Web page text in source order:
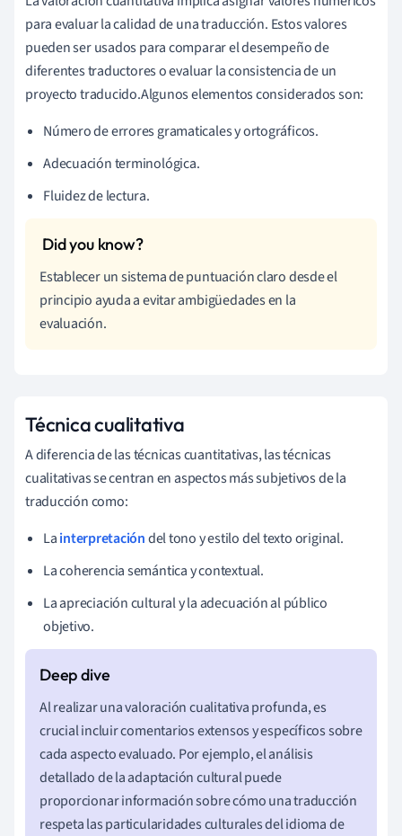
para evaluar la calidad de una traducción. Estos valores
pueden ser usados para comparar el desempeño de
diferentes traductores o evaluar la consistencia de un
proyecto traducido.Algunos elementos considerados son:
Número de errores gramaticales y ortográficos.
Adecuación terminológica.
Fluidez de lectura.
Establecer un sistema de puntuación claro desde el
principio ayuda a evitar ambigüedades en la
evaluación.
Técnica cualitativa
A diferencia de las técnicas cuantitativas, las técnicas
cualitativas se centran en aspectos más subjetivos de la
traducción como:
Lainterpretacióndel tono y estilo del texto original.
La coherencia semántica y contextual.
La apreciación cultural y la adecuación al público
objetivo.
Al realizar una valoración cualitativa profunda, es
crucial incluir comentarios extensos y específicos sobre
cada aspecto evaluado. Por ejemplo, el análisis
detallado de la adaptación cultural puede
proporcionar información sobre cómo una traducción
respeta las particularidades culturales del idioma de